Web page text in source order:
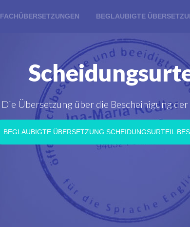
FACHÜBERSETZUNGEN BEGLAUBIGTE
Die Übersetzung über die Bescheinigung der
BEGLAUBIGTE ÜBERSETZUNG SCHEIDUNGSURTEIL